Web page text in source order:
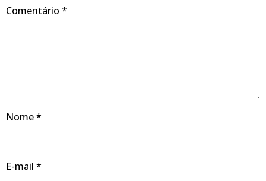
Comentário *
Nome*
E-mail *